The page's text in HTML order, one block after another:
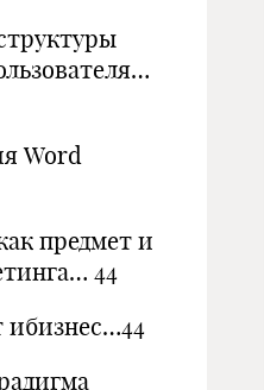
Word
предмет и
44
ибизнес…44